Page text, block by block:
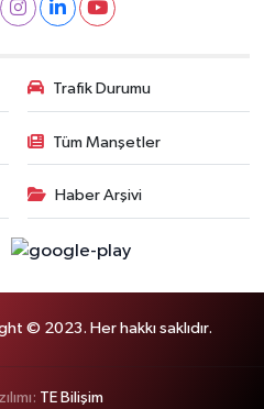
Trafik Durumu
Tüm Manşetler
Haber Arşivi
© 2023. Her hakkı saklıdır.
TE Bilişim